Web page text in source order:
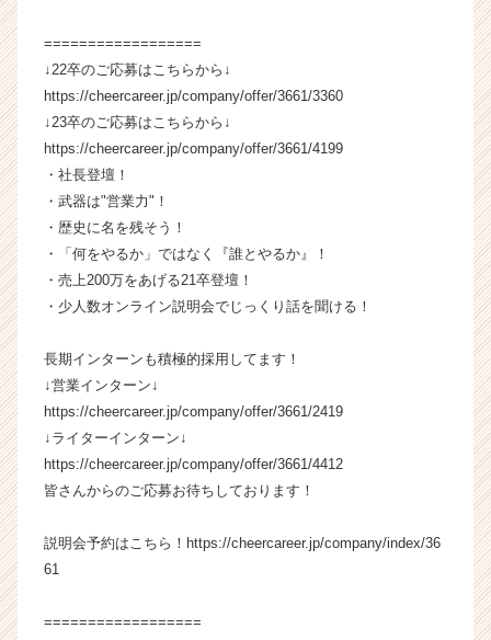
==================
↓22卒のご応募はこちらから↓
https://cheercareer.jp/company/offer/3661/3360
↓23卒のご応募はこちらから↓
https://cheercareer.jp/company/offer/3661/4199
・社長登壇！
・武器は"営業力"！
・歴史に名を残そう！
・「何をやるか」ではなく『誰とやるか』！
・売上200万をあげる21卒登壇！
・少人数オンライン説明会でじっくり話を聞ける！
長期インターンも積極的採用してます！
↓営業インターン↓
https://cheercareer.jp/company/offer/3661/2419
↓ライターインターン↓
https://cheercareer.jp/company/offer/3661/4412
皆さんからのご応募お待ちしております！
説明会予約はこちら！https://cheercareer.jp/company/index/36
61
==================